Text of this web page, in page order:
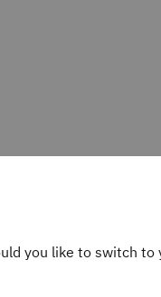
you like to switch to